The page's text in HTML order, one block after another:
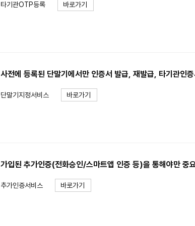
타기관OTP등록 바로가기
사전에 등록된 단말기에서만 인증서 발급, 재발급, 타기관인
단말기지정서비스 바로가기
가입된 추가인증(전화승인/스마트앱 인증 등)을 통해야만 중
추가인증서비스 바로가기